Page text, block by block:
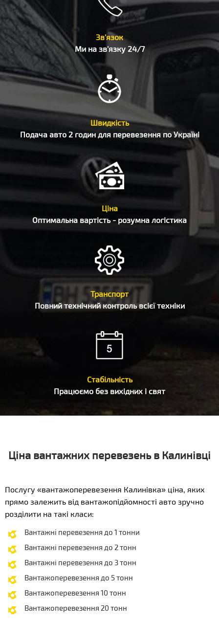
Зв'язок
Ми на зв'язку 24/7
Швидкість
Подача авто 2 годин для перевезення по Україні
Ціна
Оптимальна вартість - розумна логістика
Транспорт
Повний технічний контроль всієї техніки
Стабільність
Працюємо без вихідних і свят
Ціна вантажних перевезень в Калинівці
Послугу «вантажоперевезення Калинівка» ціна, яких
прямо залежить від вантажопідйомності авто зручно
розділити на такі класи:
Вантажні перевезення до 1 тонни
Вантажні перевезення до 2 тонн
Вантажні перевезення до 3 тонн
Вантажоперевезення до 5 тонн
Вантажоперевезення 10 тонн
Вантажоперевезення 20 тонн